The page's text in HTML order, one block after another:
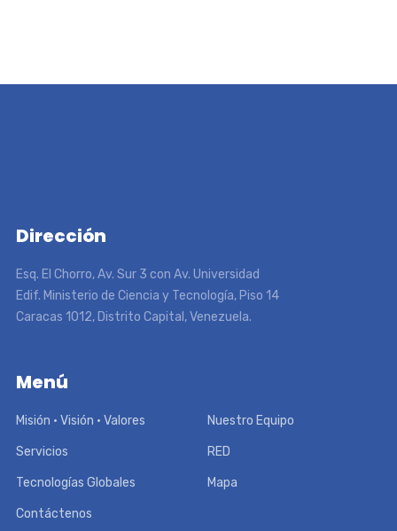
Dirección
Esq. El Chorro, Av. Sur 3 con Av. Universidad
Edif. Ministerio de Ciencia y Tecnología, Piso 14
Caracas 1012, Distrito Capital, Venezuela.
Menú
Misión • Visión • Valores Nuestro Equipo
Servicios RED
Tecnologías Globales Mapa
Contáctenos